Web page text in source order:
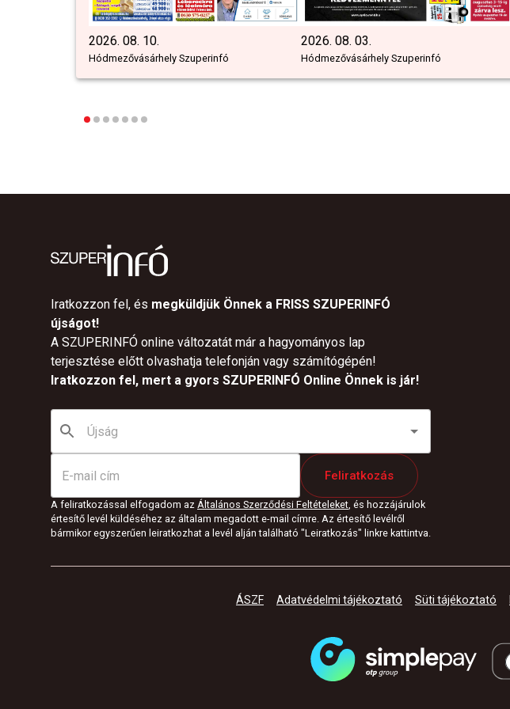
2026. 08. 10.
Hódmezővásárhely Szuperinfó
2026. 08. 03.
Hódmezővásárhely Szuperinfó
Iratkozzon fel, és megküldjük Önnek a FRISS SZUPERINFÓ
újságot!
A SZUPERINFÓ online változatát már a hagyományos lap
terjesztése előtt olvashatja telefonján vagy számítógépén!
Iratkozzon fel, mert a gyors SZUPERINFÓ Online Önnek is jár!
Feliratkozás
A feliratkozással elfogadom az Általános Szerződési Feltételeket, és hozzájárulok
értesítő levél küldéséhez az általam megadott e-mail címre. Az értesítő levélről
bármikor egyszerűen leiratkozhat a levél alján található "Leiratkozás" linkre kattintva.
ÁSZF Adatvédelmi tájékoztató Süti tájékoztató